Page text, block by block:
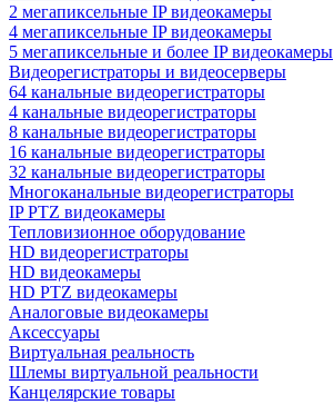
2 мегапиксельные IP видеокамеры
4 мегапиксельные IP видеокамеры
5 мегапиксельные и более IP видеокамеры
Видеорегистраторы и видеосерверы
64 канальные видеорегистраторы
4 канальные видеорегистраторы
8 канальные видеорегистраторы
16 канальные видеорегистраторы
32 канальные видеорегистраторы
Многоканальные видеорегистраторы
IP PTZ видеокамеры
Тепловизионное оборудование
HD видеорегистраторы
HD видеокамеры
HD PTZ видеокамеры
Аналоговые видеокамеры
Аксессуары
Виртуальная реальность
Шлемы виртуальной реальности
Канцелярские товары